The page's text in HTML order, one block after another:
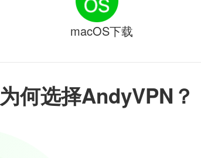
为何选择AndyVPN？
macOS下载